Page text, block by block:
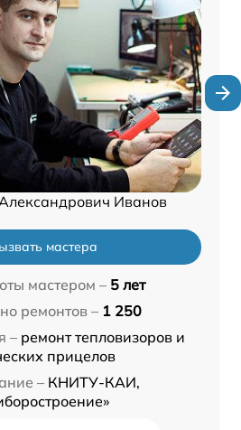
Иванов
мастера
мастером – 5 лет
ремонтов – 1 250
– ремонт тепловизоров и
прицелов
– КНИТУ-КАИ,